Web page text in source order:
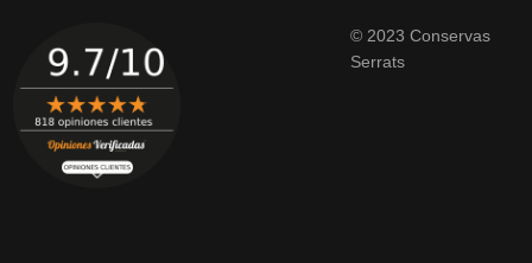
© 2023 Conservas
Serrats